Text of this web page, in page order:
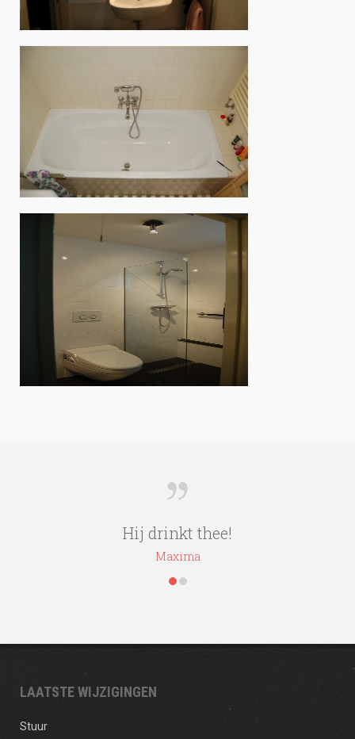
KASTEN BADKAMER
Veel functionele ruimte
BADKAMER 1998
16 jaar oud maar nog steeds mooi, man
Moderne badkamer
Hij drinkt thee!
Maxima
LAATSTE WIJZIGINGEN
Stuur